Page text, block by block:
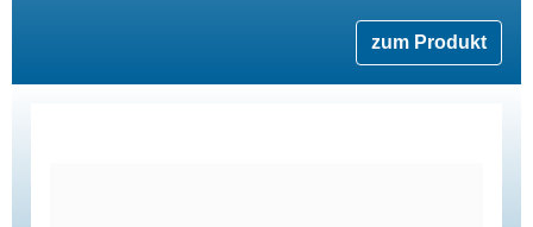
zum Produkt